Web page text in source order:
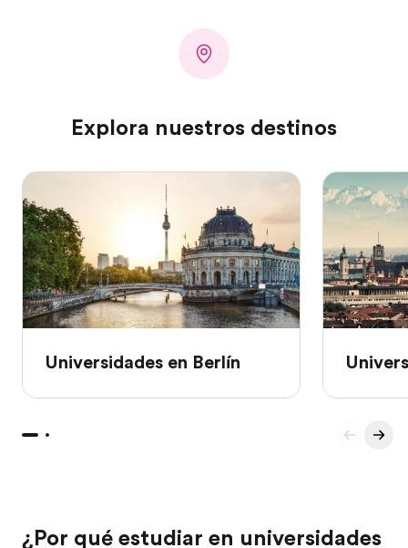
Explora nuestros destinos
Universidades en Berlín
¿Por qué estudiar en universidades